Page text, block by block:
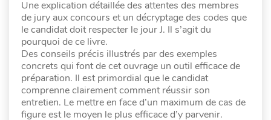
Une explication détaillée des attentes des membres
de jury aux concours et un décryptage des codes que
le candidat doit respecter le jour J. Il s’agit du
pourquoi de ce livre.
Des conseils précis illustrés par des exemples
concrets qui font de cet ouvrage un outil efficace de
préparation. Il est primordial que le candidat
comprenne clairement comment réussir son
entretien. Le mettre en face d’un maximum de cas de
figure est le moyen le plus efficace d’y parvenir.